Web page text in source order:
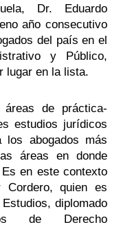
Dr. Eduardo
año consecutivo
del país en el
y Público,
lugar en la lista.
de práctica-
estudios jurídicos
abogados más
áreas en donde
en este contexto
quien es
diplomado
de Derecho